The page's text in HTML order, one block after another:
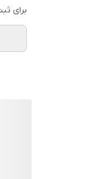
برای